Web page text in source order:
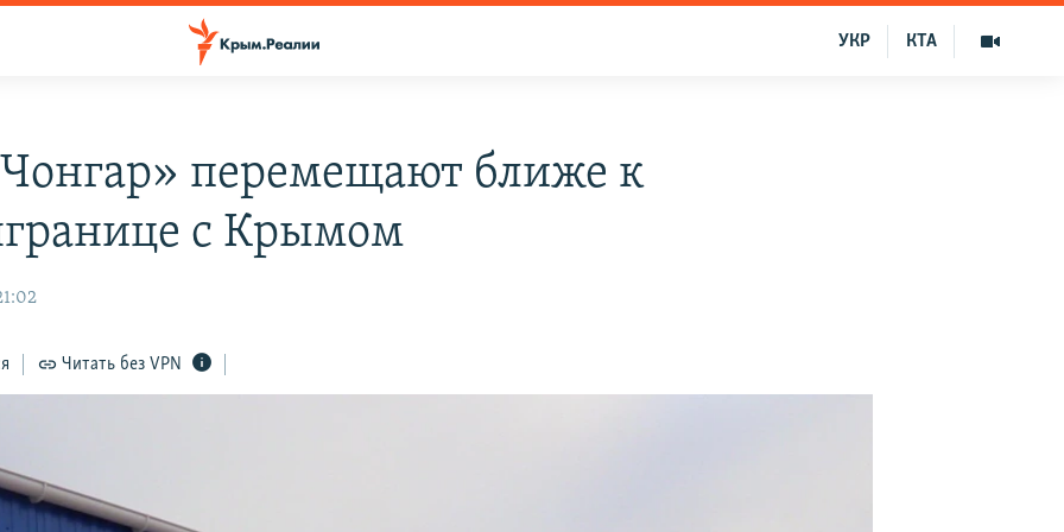
КТА
УКР
перемещают ближе к
с Крымом
Читать без VPN